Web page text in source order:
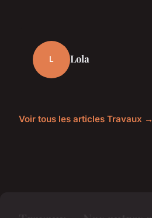
L Lola
Voir tous les articles Travaux →